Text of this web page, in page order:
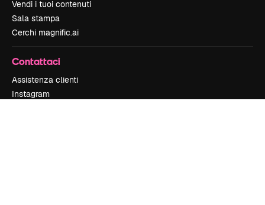
Vendi i tuoi contenuti
Sala stampa
Cerchi magnific.ai
Contattaci
Assistenza clienti
Instagram